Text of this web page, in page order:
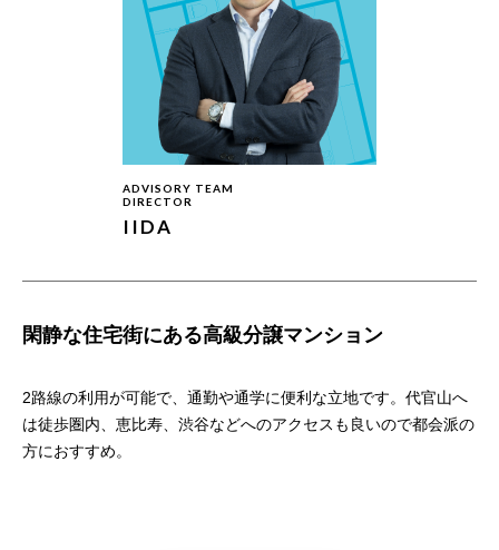
ADVISORY TEAM
DIRECTOR
IIDA
閑静な住宅街にある高級分譲マンション
2路線の利用が可能で、通勤や通学に便利な立地です。代官山へ
は徒歩圏内、恵比寿、渋谷などへのアクセスも良いので都会派の
方におすすめ。